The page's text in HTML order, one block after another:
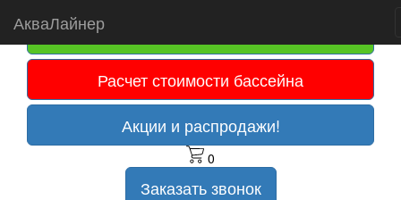
АкваЛайнер
Расчет стоимости бассейна
Акции и распродажи!
0
Заказать звонок